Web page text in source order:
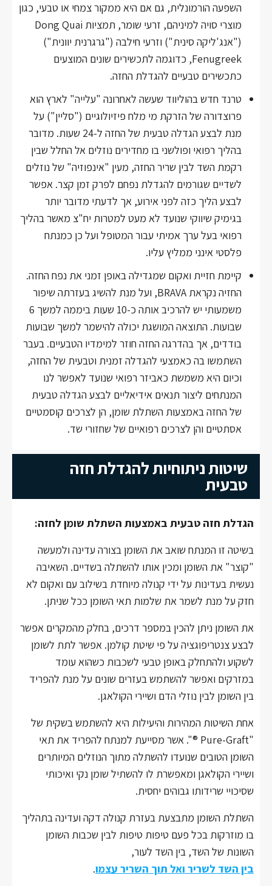
השפעה הורמונלית, גם אם היא ממקור צמחי או טבעי, כגון
מוצרי סויה למיניהם, זרעי שומר, תמציות Dong Quai
("אנג'ליקה סינית") וזרעי חילבה ("גרגרנית יוונית")
Fenugreek, כדוגמה לתכשירים שונים המוצעים
כתכשירים טבעיים להגדלת החזה.
טרנד חדש בהוליווד שעשה לאחרונה "עלייה" לארץ הוא
פרוצדורה של הזרקת מי מלח פיזיולוגיים ("סליין") על
מנת לבצע הגדלה טבעית של החזה ל-24 שעות. מדובר
בהליך רפואי ופולשני בו מחדירים נוזלים אל החלל שבין
רקמת השד לבין שריר החזה, מעין "אינפוזיה" של נוזלים
לשדיים שגורמים להגדלת נפחם לפרק זמן קצר. אפשר
לבצע הליך כזה לפני אירוע, אך לדעתי מדובר יותר
בגימיק שיווקי שנועד לא מעט למטרות יח"צ מאשר בהליך
רפואי בעל ערך אמיתי עבור המטופל ועל כן כמנתח
פלסטי אינני ממליץ עליו.
קיימת חזיית ואקום שמגדילה באופן זמני את נפח החזה.
החזיה נקראת BRAVA, ועל מנת להשיג בעזרתה שיפור
משמעותי יש להרכיב אותה כ-10 שעות ביממה למשך 6
שבועות. התוצאה המושגת יכולה להישמר למשך שבועות
בודדים, אך בהדרגה החזה חוזר למימדיו הטבעיים. בעבר
השתמשו בה כאמצעי להגדלה זמנית וטבעית של החזה,
וכיום היא משמשת כאביזר רפואי שנועד לאפשר לנו
המנתחים ליצור תנאים אידיאליים לבצע הגדלה טבעית
של החזה באמצעות השתלת שומן, הן לצרכים קוסמטיים
אסתטיים והן לצרכים רפואיים של שחזורי שד.
שיטות ניתוחיות להגדלת חזה
טבעית
הגדלת חזה טבעית באמצעות השתלת שומן לחזה:
בשיטה זו המנתח שואב את השומן בצורה עדינה ולמעשה
"קוצר" את השומן ומכין אותו להשתלה בשדיים. השאיבה
נעשית בעדינות על ידי קנולה מיוחדת בשילוב עם ואקום לא
חזק על מנת לשמר את שלמות תאי השומן ככל שניתן.
את השומן ניתן להכין במספר דרכים, בחלק מהמקרים אפשר
לבצע צנטריפוגציה על פי שיטת קולמן. אפשר לתת לשומן
לשקוע ולהתחלק באופן טבעי לשכבות כשהוא עומד
במזרקים ואפשר להשתמש בעזרים שונים על מנת להפריד
בין השומן לבין נוזלי הדם ושיירי הקולאגן.
אחת השיטות המהירות והיעילות היא להשתמש בשקית של
"Pure-Graft ®". אשר מסייעת למנתח להפריד את תאי
השומן הטובים שנועדו להשתלה מתוך הנוזלים המיותרים
ושיירי הקולאגן ומאפשרת לו להשתיל שומן נקי ואיכותי
שסיכויי שרידותו גבוהים יחסית.
השתלת השומן מתבצעת בעזרת קנולה דקה ועדינה בתהליך
בו מוזרקות בכל פעם טיפות טיפות לבין שכבות השומן
השונות של השד, בין השד לעור,
בין השד לשריר ואל תוך השריר עצמו.